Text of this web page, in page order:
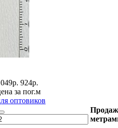
924р.
за пог.м
оптовиков